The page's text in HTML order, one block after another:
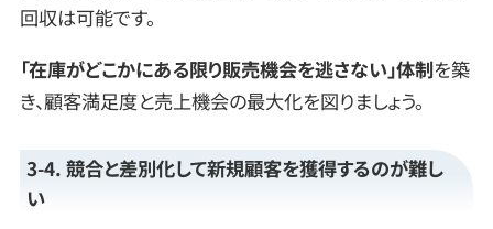
回収は可能です。
「在庫がどこかにある限り販売機会を逃さない」体制を築
き、顧客満足度と売上機会の最大化を図りましょう。
3-4. 競合と差別化して新規顧客を獲得するのが難し
い